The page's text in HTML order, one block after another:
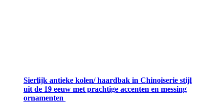
Sierlijk antieke kolen/ haardbak in Chinoiserie stijl
uit de 19 eeuw met prachtige accenten en messing
ornamenten